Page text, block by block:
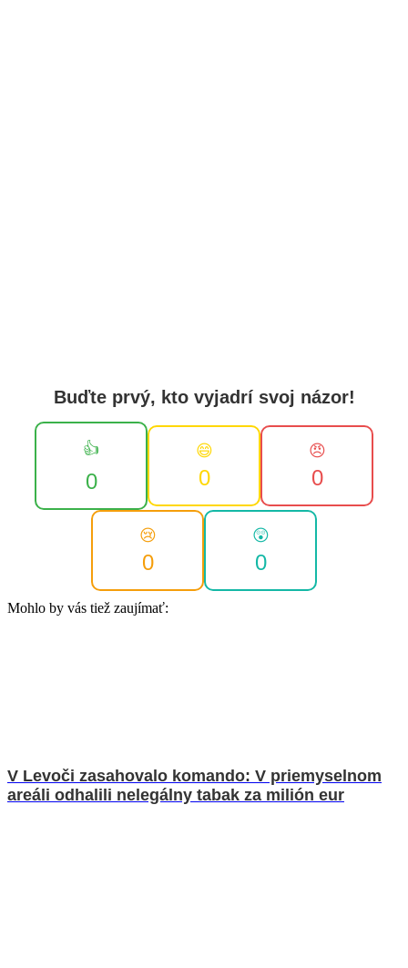
Buďte prvý, kto vyjadrí svoj názor!
👍
0
😄
0
😠
0
😢
0
😲
0
Mohlo by vás tiež zaujímať:
V Levoči zasahovalo komando: V priemyselnom
areáli odhalili nelegálny tabak za milión eur